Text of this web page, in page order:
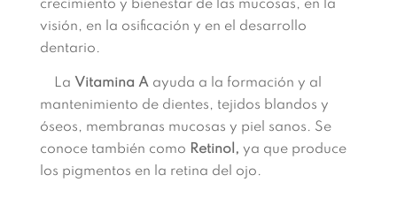
crecimiento y bienestar de las mucosas, en la
visión, en la osificación y en el desarrollo
dentario.
La Vitamina Aayuda a la formación y al
mantenimiento de dientes, tejidos blandos y
óseos, membranas mucosas y piel sanos. Se
conoce también como Retinol, ya que produce
los pigmentos en la retina del ojo.